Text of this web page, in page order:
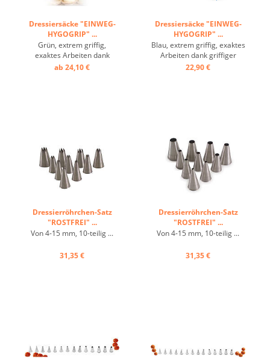
Dressiersäcke "EINWEG-
HYGOGRIP" ...
Grün, extrem griffig,
exaktes Arbeiten dank
griffiger Außenseite,
ab 24,10 €
Dressiersäcke "EINWEG-
HYGOGRIP" ...
Blau, extrem griffig, exaktes
Arbeiten dank griffiger
Außenseite, einfaches
22,90 €
Dressierröhrchen-Satz
"ROSTFREI" ...
Von 4-15 mm, 10-teilig ...
31,35 €
Dressierröhrchen-Satz
"ROSTFREI" ...
Von 4-15 mm, 10-teilig ...
31,35 €